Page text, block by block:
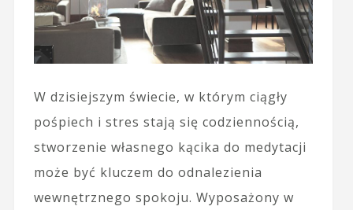
W dzisiejszym świecie, w którym ciągły
pośpiech i stres stają się codziennością,
stworzenie własnego kącika do medytacji
może być kluczem do odnalezienia
wewnętrznego spokoju. Wyposażony w